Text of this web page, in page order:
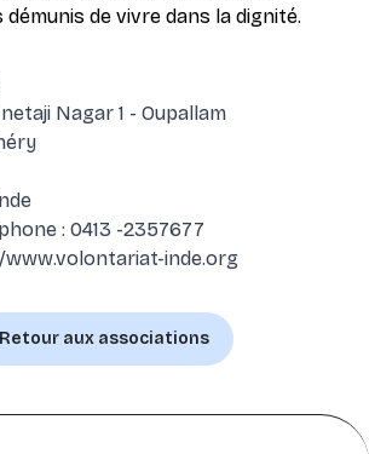
de vivre dans la dignité.
Nagar 1 - Oupallam
: 0413 -2357677
inde.org
Retour aux associations